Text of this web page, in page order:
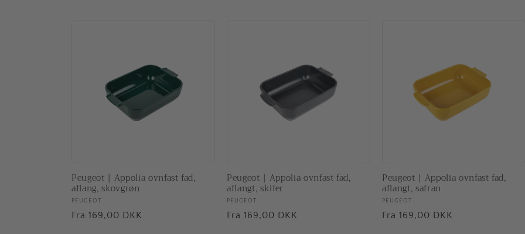
Peugeot | Appolia ovnfast fad,
aflang, skovgrøn
Forhandler:
PEUGEOT
Normalpris
Fra 169,00 DKK
Peugeot | Appolia ovnfast fad,
aflangt, skifer
Forhandler:
PEUGEOT
Normalpris
Fra 169,00 DKK
Peugeot | Appolia ovnfast fad,
aflangt, safran
Forhandler:
PEUGEOT
Normalpris
Fra 169,00 DKK